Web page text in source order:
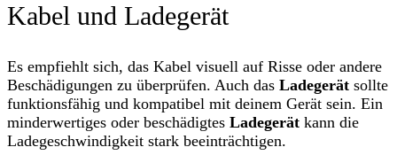
Kabel und Ladegerät
Es empfiehlt sich, das Kabel visuell auf Risse oder andere
Beschädigungen zu überprüfen. Auch das Ladegerät sollte
funktionsfähig und kompatibel mit deinem Gerät sein. Ein
minderwertiges oder beschädigtes Ladegerät kann die
Ladegeschwindigkeit stark beeinträchtigen.